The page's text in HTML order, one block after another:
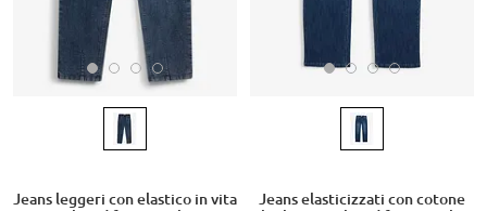
Jeans leggeri con elastico in vita
Jeans elasticizzati con cotone